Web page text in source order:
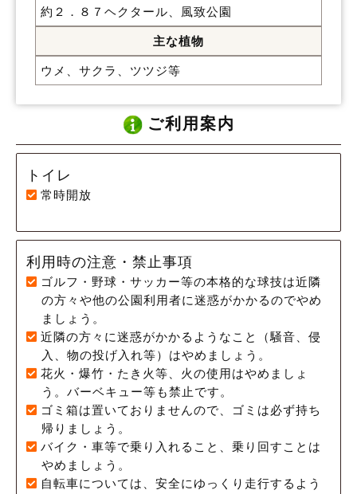
約２．８７ヘクタール、風致公園
主な植物
ウメ、サクラ、ツツジ等
ご利用案内
トイレ
常時開放
利用時の注意・禁止事項
ゴルフ・野球・サッカー等の本格的な球技は近隣
の方々や他の公園利用者に迷惑がかかるのでやめ
ましょう。
近隣の方々に迷惑がかかるようなこと（騒音、侵
入、物の投げ入れ等）はやめましょう。
花火・爆竹・たき火等、火の使用はやめましょ
う。バーベキュー等も禁止です。
ゴミ箱は置いておりませんので、ゴミは必ず持ち
帰りましょう。
バイク・車等で乗り入れること、乗り回すことは
やめましょう。
自転車については、安全にゆっくり走行するよう